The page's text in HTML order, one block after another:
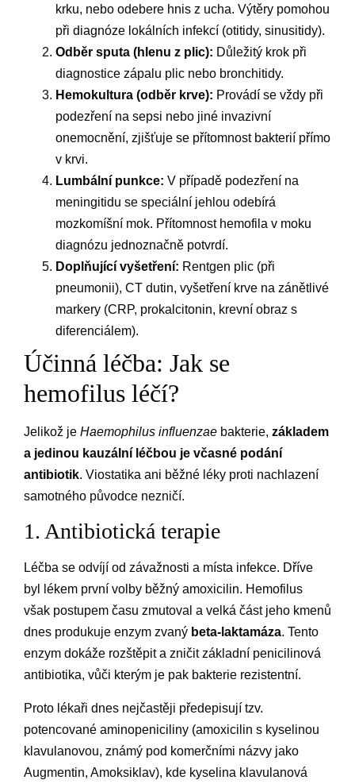
krku, nebo odebere hnis z ucha. Výtěry pomohou
při diagnóze lokálních infekcí (otitidy, sinusitidy).
Odběr sputa (hlenu z plic): Důležitý krok při
diagnostice zápalu plic nebo bronchitidy.
Hemokultura (odběr krve): Provádí se vždy při
podezření na sepsi nebo jiné invazivní
onemocnění, zjišťuje se přítomnost bakterií přímo
v krvi.
Lumbální punkce: V případě podezření na
meningitidu se speciální jehlou odebírá
mozkomíšní mok. Přítomnost hemofila v moku
diagnózu jednoznačně potvrdí.
Doplňující vyšetření: Rentgen plic (při
pneumonii), CT dutin, vyšetření krve na zánětlivé
markery (CRP, prokalcitonin, krevní obraz s
diferenciálem).
Účinná léčba: Jak se
hemofilus léčí?
Jelikož je Haemophilus influenzae bakterie, základem
a jedinou kauzální léčbou je včasné podání
antibiotik. Viostatika ani běžné léky proti nachlazení
samotného původce nezničí.
1. Antibiotická terapie
Léčba se odvíjí od závažnosti a místa infekce. Dříve
byl lékem první volby běžný amoxicilin. Hemofilus
však postupem času zmutoval a velká část jeho kmenů
dnes produkuje enzym zvaný beta-laktamáza. Tento
enzym dokáže rozštěpit a zničit základní penicilinová
antibiotika, vůči kterým je pak bakterie rezistentní.
Proto lékaři dnes nejčastěji předepisují tzv.
potencované aminopeniciliny (amoxicilin s kyselinou
klavulanovou, známý pod komerčními názvy jako
Augmentin, Amoksiklav), kde kyselina klavulanová